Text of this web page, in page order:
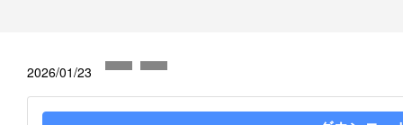
2026/01/23